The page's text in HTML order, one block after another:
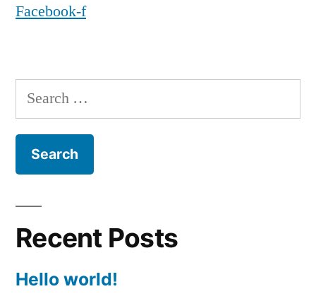
Facebook-f
Search
for:
Recent Posts
Hello world!